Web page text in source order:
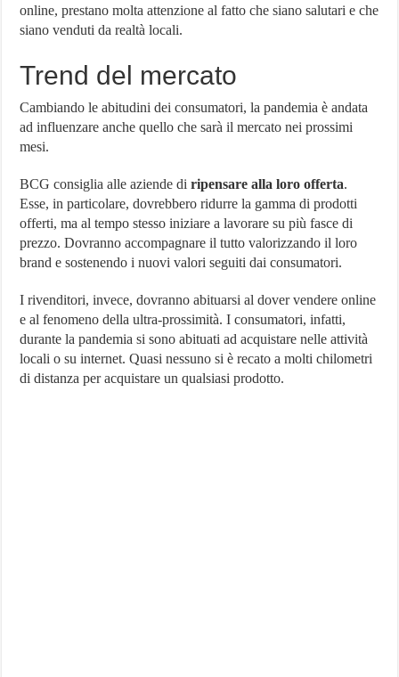
online, prestano molta attenzione al fatto che siano salutari e che
siano venduti da realtà locali.
Trend del mercato
Cambiando le abitudini dei consumatori, la pandemia è andata
ad influenzare anche quello che sarà il mercato nei prossimi
mesi.
BCG consiglia alle aziende diripensare alla loro offerta.
Esse, in particolare, dovrebbero ridurre la gamma di prodotti
offerti, ma al tempo stesso iniziare a lavorare su più fasce di
prezzo. Dovranno accompagnare il tutto valorizzando il loro
brand e sostenendo i nuovi valori seguiti dai consumatori.
I rivenditori, invece, dovranno abituarsi al dover vendere online
e al fenomeno della ultra-prossimità. I consumatori, infatti,
durante la pandemia si sono abituati ad acquistare nelle attività
locali o su internet. Quasi nessuno si è recato a molti chilometri
di distanza per acquistare un qualsiasi prodotto.